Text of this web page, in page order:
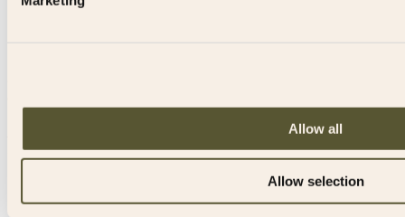
Allow all
Allow selection
111 56Stockholm,Sverige